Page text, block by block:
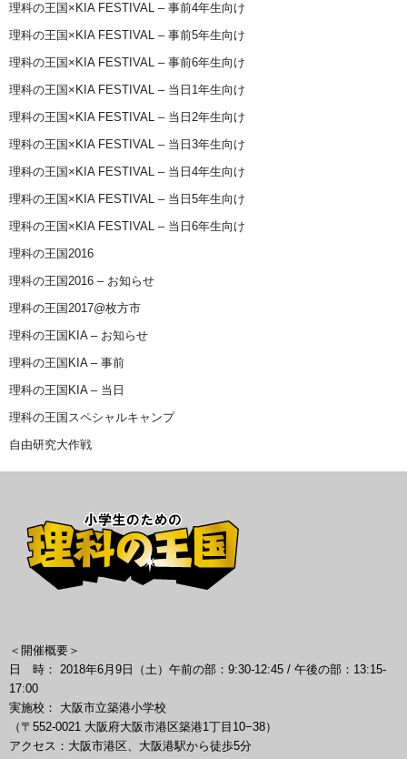
理科の王国×KIA FESTIVAL – 事前4年生向け
理科の王国×KIA FESTIVAL – 事前5年生向け
理科の王国×KIA FESTIVAL – 事前6年生向け
理科の王国×KIA FESTIVAL – 当日1年生向け
理科の王国×KIA FESTIVAL – 当日2年生向け
理科の王国×KIA FESTIVAL – 当日3年生向け
理科の王国×KIA FESTIVAL – 当日4年生向け
理科の王国×KIA FESTIVAL – 当日5年生向け
理科の王国×KIA FESTIVAL – 当日6年生向け
理科の王国2016
理科の王国2016 – お知らせ
理科の王国2017@枚方市
理科の王国KIA – お知らせ
理科の王国KIA – 事前
理科の王国KIA – 当日
理科の王国スペシャルキャンプ
自由研究大作戦
＜開催概要＞
日 時： 2018年6月9日（土）午前の部：9:30-12:45 / 午後の部：13:15-
17:00
実施校： 大阪市立築港小学校
（〒552-0021 大阪府大阪市港区築港1丁目10−38）
アクセス：大阪市港区、大阪港駅から徒歩5分